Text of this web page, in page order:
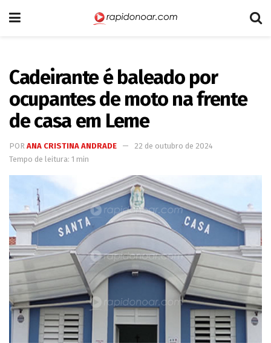
Cadeirante é baleado por
ocupantes de moto na frente
de casa em Leme
POR ANA CRISTINA ANDRADE
22 de outubro de 2024
Tempo de leitura: 1 min